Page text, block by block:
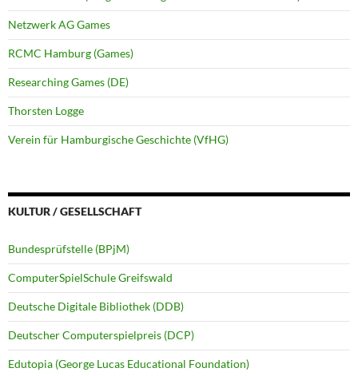
Netzwerk AG Games
RCMC Hamburg (Games)
Researching Games (DE)
Thorsten Logge
Verein für Hamburgische Geschichte (VfHG)
KULTUR / GESELLSCHAFT
Bundesprüfstelle (BPjM)
ComputerSpielSchule Greifswald
Deutsche Digitale Bibliothek (DDB)
Deutscher Computerspielpreis (DCP)
Edutopia (George Lucas Educational Foundation)